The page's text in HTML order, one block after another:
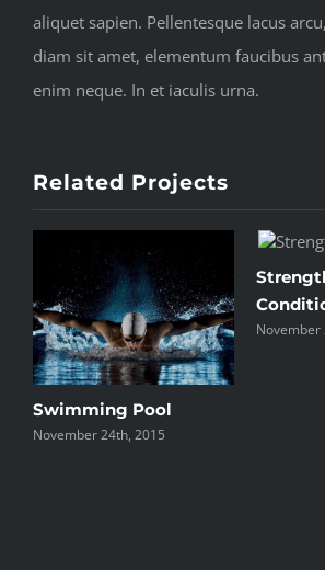
aliquet sapien. Pellentesque lacus
diam sit amet, elementum faucibus
enim neque. In et iaculis urna.
Related Projects
Swimming Pool
November 24th, 2015
November